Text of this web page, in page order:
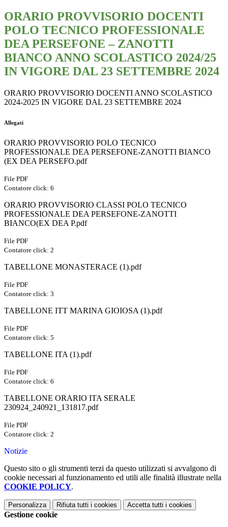
ORARIO PROVVISORIO DOCENTI
POLO TECNICO PROFESSIONALE
DEA PERSEFONE – ZANOTTI
BIANCO ANNO SCOLASTICO 2024/25
IN VIGORE DAL 23 SETTEMBRE 2024
ORARIO PROVVISORIO DOCENTI ANNO SCOLASTICO
2024-2025 IN VIGORE DAL 23 SETTEMBRE 2024
Allegati
ORARIO PROVVISORIO POLO TECNICO
PROFESSIONALE DEA PERSEFONE-ZANOTTI BIANCO
(EX DEA PERSEFO.pdf
File PDF
Contatore click: 6
ORARIO PROVVISORIO CLASSI POLO TECNICO
PROFESSIONALE DEA PERSEFONE-ZANOTTI
BIANCO(EX DEA P.pdf
File PDF
Contatore click: 2
TABELLONE MONASTERACE (1).pdf
File PDF
Contatore click: 3
TABELLONE ITT MARINA GIOIOSA (1).pdf
File PDF
Contatore click: 5
TABELLONE ITA (1).pdf
File PDF
Contatore click: 6
TABELLONE ORARIO ITA SERALE
230924_240921_131817.pdf
File PDF
Contatore click: 2
Notizie
Questo sito o gli strumenti terzi da questo utilizzati si avvalgono di
cookie necessari al funzionamento ed utili alle finalità illustrate nella
COOKIE POLICY.
Personalizza Rifiuta tutti i cookies Accetta tutti i cookies
Gestione cookie